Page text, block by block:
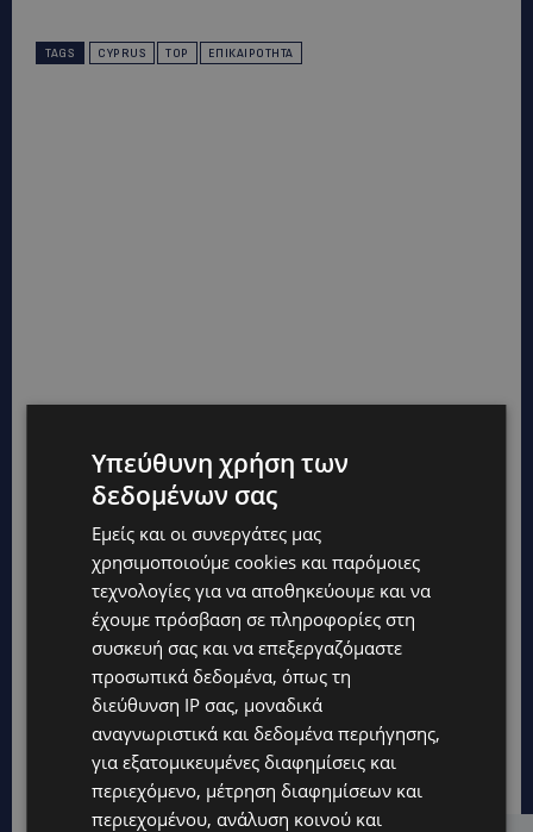
TAGS CYPRUS TOP ΕΠΙΚΑΙΡΌΤΗΤΑ
Υπεύθυνη χρήση των
δεδομένων σας
Εμείς και οι συνεργάτες μας
χρησιμοποιούμε cookies και παρόμοιες
τεχνολογίες για να αποθηκεύουμε και να
έχουμε πρόσβαση σε πληροφορίες στη
συσκευή σας και να επεξεργαζόμαστε
προσωπικά δεδομένα, όπως τη
διεύθυνση IP σας, μοναδικά
αναγνωριστικά και δεδομένα περιήγησης,
για εξατομικευμένες διαφημίσεις και
περιεχόμενο, μέτρηση διαφημίσεων και
περιεχομένου, ανάλυση κοινού και